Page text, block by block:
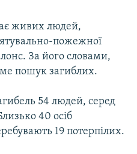
живих людей,
пожежної
За його словами,
пошук загиблих.
54 людей, серед
40 осіб
19 потерпілих.